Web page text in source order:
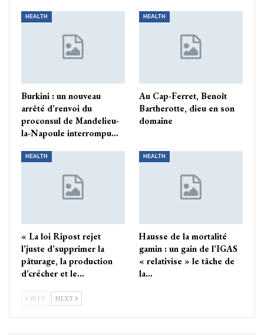
HEALTH
Burkini : un nouveau
arrêté d’renvoi du
proconsul de Mandelieu-
la-Napoule interrompu…
HEALTH
Au Cap-Ferret, Benoît
Bartherotte, dieu en son
domaine
HEALTH
« La loi Ripost rejet
l’juste d’supprimer la
pâturage, la production
d’crécher et le…
HEALTH
Hausse de la mortalité
gamin : un gain de l’IGAS
« relativise » le tâche de
la…
PREV NEXT